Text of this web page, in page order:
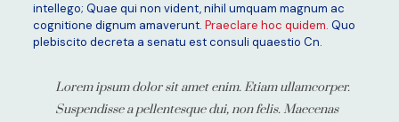
intellego; Quae qui non vident, nihil umquam magnum ac
cognitione dignum amaverunt. Praeclare hoc quidem. Quo
plebiscito decreta a senatu est consuli quaestio Cn.
Lorem ipsum dolor sit amet enim. Etiam ullamcorper.
Suspendisse a pellentesque dui, non felis. Maecenas